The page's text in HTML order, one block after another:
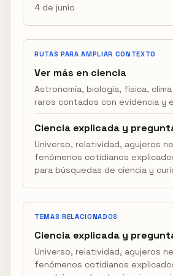
4 de junio
RUTAS PARA AMPLIAR CONTEXTO
Ver más en ciencia
Astronomía, biología, física,
raros contados con evidencia y
Ciencia explicada y
Universo, relatividad, agujeros
fenómenos cotidianos
para búsquedas de ciencia y
TEMAS RELACIONADOS
Ciencia explicada y
Universo, relatividad, agujeros
fenómenos cotidianos